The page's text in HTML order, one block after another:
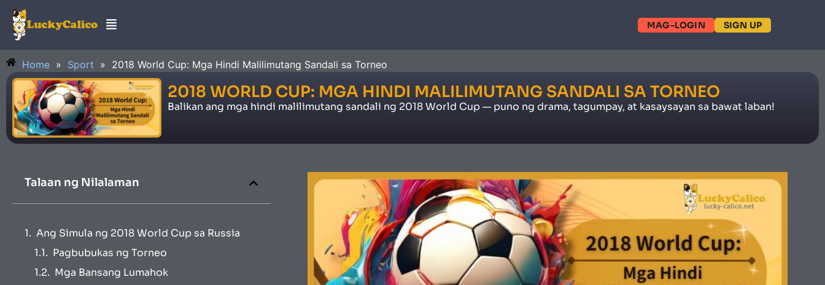
MAG-LOGIN SIGN UP
Home » Sport » 2018 World Cup: Mga Hindi Malilimutang Sandali sa Torneo
2018 WORLD CUP: MGA HINDI MALILIMUTANG SANDALI SA TORNEO
Balikan ang mga hindi malilimutang sandali ng 2018 World Cup — puno ng drama, tagumpay, at kasaysayan sa bawat laban!
Talaan ng Nilalaman
Ang Simula ng 2018 World Cup sa Russia
Pagbubukas ng Torneo
Mga Bansang Lumahok